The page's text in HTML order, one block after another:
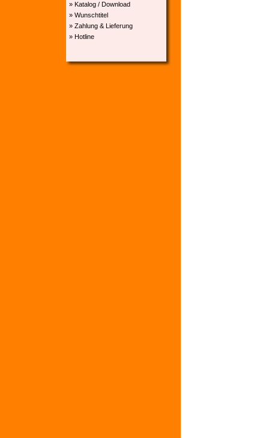
» Katalog / Download
» Wunschtitel
» Zahlung & Lieferung
» Hotline